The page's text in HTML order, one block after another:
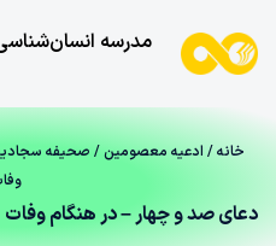
مدرسه
خانه/ ادعیه معصومین/ صحیفه
دعای صد و چهار – در هنگام وفات